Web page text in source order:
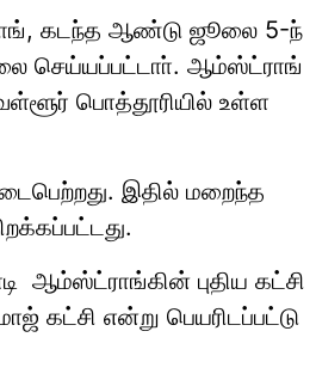
கடந்த ஆண்டு ஜூலை 5-ந்
செய்யப்பட்டாா். ஆம்ஸ்ட்ராங்
பொத்தூரியில் உள்ள
இதில் மறைந்த
ஆம்ஸ்ட்ராங்கின் புதிய கட்சி
கட்சி என்று பெயரிடப்பட்டு